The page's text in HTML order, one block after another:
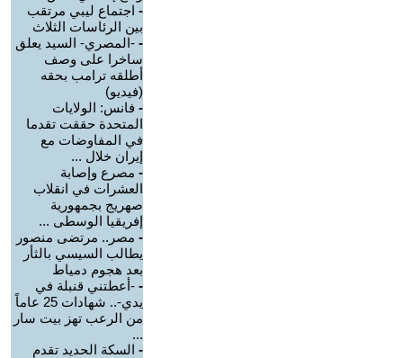
- اجتماع ليبي مرتقب
بين الرئاسات الثلاث
- -المصري- السيد يعلق
ساخرا على وصف
أطلقه ترامب بحقه
(فيديو)
- فانس: الولايات
المتحدة حققت تقدما
في المفاوضات مع
إيران خلال ...
- مصرع وإصابة
العشرات في انقلاب
صهريج بجمهورية
إفريقيا الوسطى ...
- مصر.. مرتضى منصور
يطالب السيسي بالثأر
بعد هجوم دمياط
- -أعطتني قنبلة في
يدي-.. شهادات 25 عاماً
من الرعب تهز بيت سار
...
- السكة الحديد تقدم